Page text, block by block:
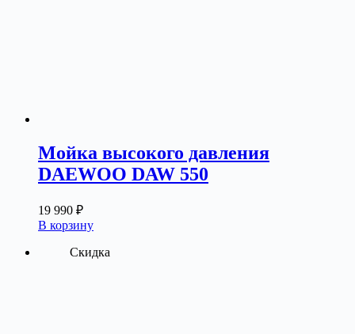
Мойка высокого давления
DAEWOO DAW 550
19 990 ₽
В корзину
Скидка